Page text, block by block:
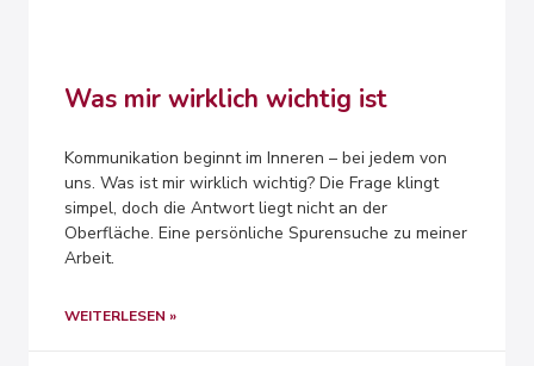
Was mir wirklich wichtig ist
Kommunikation beginnt im Inneren – bei jedem von
uns. Was ist mir wirklich wichtig? Die Frage klingt
simpel, doch die Antwort liegt nicht an der
Oberfläche. Eine persönliche Spurensuche zu meiner
Arbeit.
WEITERLESEN »